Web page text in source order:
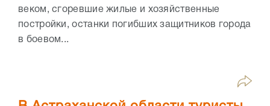
веком, сгоревшие жилые и хозяйственные
постройки, останки погибших защитников города
в боевом...